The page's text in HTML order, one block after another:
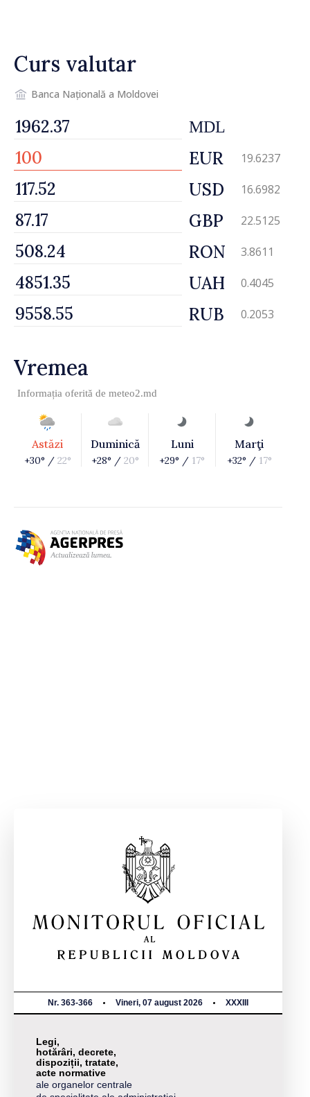
Curs valutar
Banca Națională a Moldovei
MDL
EUR 19.6237
USD 16.6982
GBP 22.5125
RON 3.8611
UAH 0.4045
RUB 0.2053
Vremea
Informația oferită de meteo2.md
Astăzi
+30° / 22°
Duminică
+28° / 20°
Luni
+29° / 17°
Marţi
+32° / 17°
Nr. 363-366 Vineri, 07 august 2026 XXXIII
Legi,
hotărâri, decrete,
dispoziții, tratate,
acte normative
ale organelor centrale